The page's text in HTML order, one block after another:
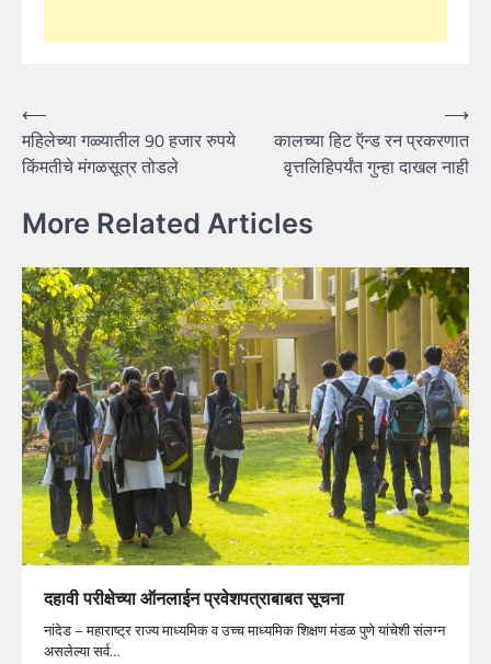
Post
navigation
⟵
महिलेच्या गळ्यातील 90 हजार रुपये
किंमतीचे मंगळसूत्र तोडले
कालच्या हिट ऍन्ड रन प्रकरणात
वृत्तलिहिपर्यंत गुन्हा दाखल नाही
⟶
More Related Articles
दहावी परीक्षेच्या ऑनलाईन प्रवेशपत्राबाबत सूचना
नांदेड – महाराष्ट्र राज्य माध्यमिक व उच्च माध्यमिक शिक्षण मंडळ पुणे यांचेशी संलग्न
असलेल्या सर्व…